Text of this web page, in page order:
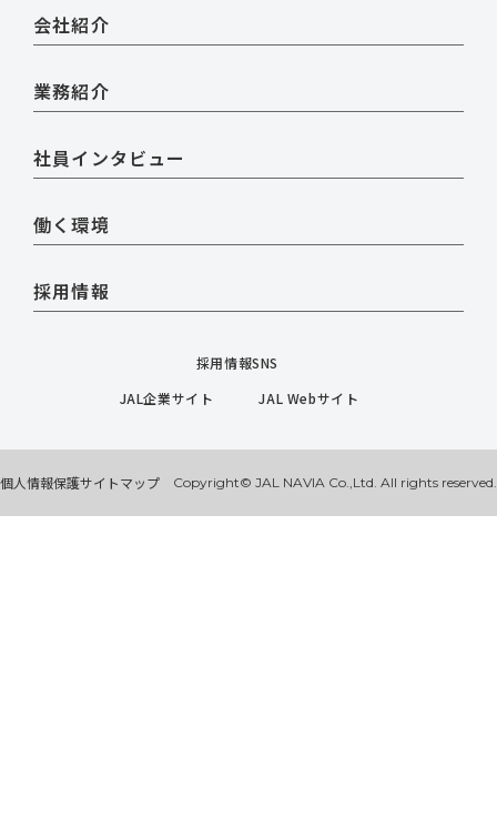
会社紹介
業務紹介
社員インタビュー
働く環境
採用情報
採用情報SNS
JAL企業サイト
JAL Webサイト
個人情報保護サイトマップ Copyright© JAL NAVIA Co.,Ltd. All rights reserved.